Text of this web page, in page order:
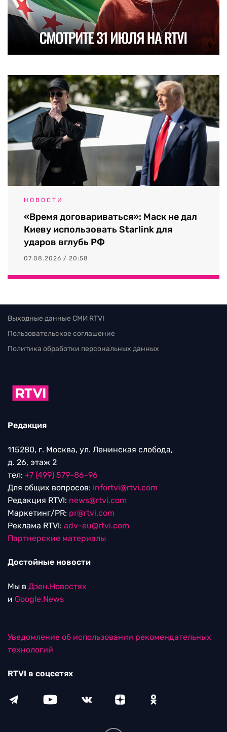
НОВОСТИ
«Время договариваться»: Маск не дал
Киеву использовать Starlink для
ударов вглубь РФ
07.08.2026 / 20:58
Выходные данные СМИ RTVI
Пользовательское соглашение
Политика обработки персональных данных
Редакция
115280, г. Москва, ул. Ленинская слобода,
д. 26, этаж 2
тел: +7 (499) 579-86-96
Для общих вопросов: Infortvi@rtvi.com
Редакция RTVI: news@rtvi.com
Маркетинг/PR: pr@rtvi.com
Реклама RTVI: adv-eu@rtvi.com
Партнерские материалы
Достойные новости
Мы в Дзен.Новостях
и Google.News
Уведомление об использовании рекомендательных
технологий
RTVI в соцсетях